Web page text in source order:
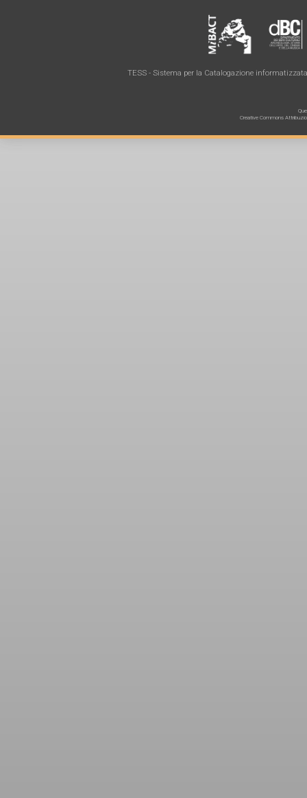
TESS - Sistema per la Catalogazione
Creative Commons